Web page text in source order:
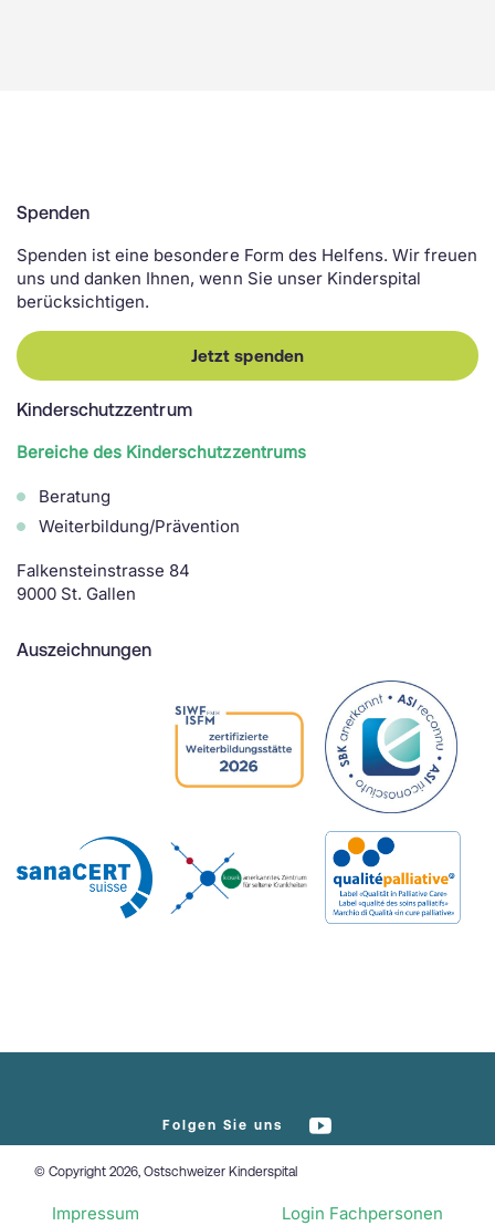
Spenden
Spenden ist eine besondere Form des Helfens. Wir freuen
uns und danken Ihnen, wenn Sie unser Kinderspital
berücksichtigen.
Jetzt spenden
Kinderschutzzentrum
Bereiche des Kinderschutzzentrums
Beratung
Weiterbildung/Prävention
Falkensteinstrasse 84
9000 St. Gallen
Auszeichnungen
Folgen Sie uns
© Copyright 2026, Ostschweizer Kinderspital
Impressum Login Fachpersonen